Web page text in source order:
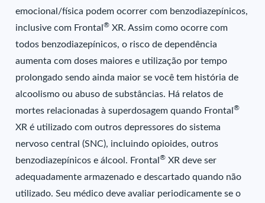
emocional/física podem ocorrer com benzodiazepínicos,
inclusive com Frontal® XR. Assim como ocorre com
todos benzodiazepínicos, o risco de dependência
aumenta com doses maiores e utilização por tempo
prolongado sendo ainda maior se você tem história de
alcoolismo ou abuso de substâncias. Há relatos de
mortes relacionadas à superdosagem quando Frontal®
XR é utilizado com outros depressores do sistema
nervoso central (SNC), incluindo opioides, outros
benzodiazepínicos e álcool. Frontal® XR deve ser
adequadamente armazenado e descartado quando não
utilizado. Seu médico deve avaliar periodicamente se o